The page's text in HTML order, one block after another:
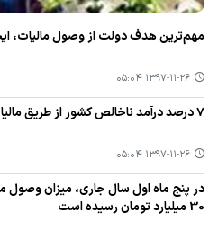
مهم‌ترین هدف دولت از وصول مالیات،
۱۳۹۷-۱۱-۲۶ ۰۵:۰۴
7 درصد درآمد ناخالص كشور از طریق مالیات وصول شد.
۱۳۹۷-۱۱-۲۶ ۰۵:۰۴
در پنج ماه اول سال جاری، میزان وصول
30 میلیارد تومان رسیده است